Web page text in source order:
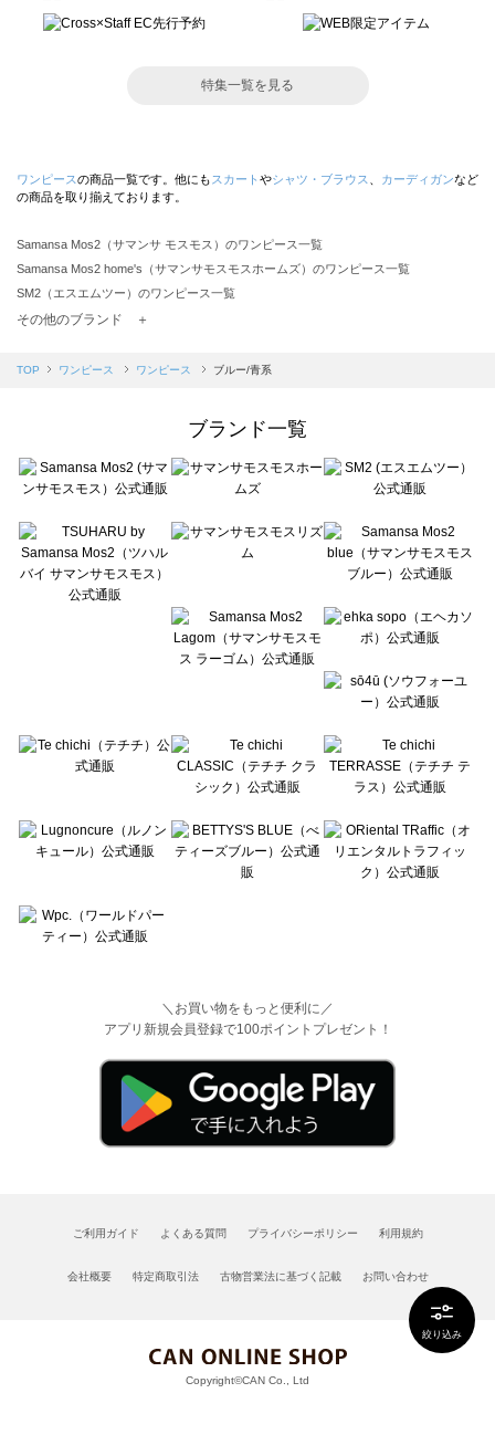
絞り込み
特集一覧を見る
ワンピースの商品一覧です。他にも スカート やシャツ・ブラウス カーディガンなど
の商品を取り揃えております。
Samansa Mos2（サマンサ モスモス）のワンピース一覧
Samansa Mos2 home's（サマンサモスモスホームズ）のワンピース一覧
SM2（エスエムツー）のワンピース一覧
TSUHARU by Samansa Mos2（ツハルバイサマンサモスモス）のワンピース一覧
Samansa Mos2 blue（サマンサモスモス ブルー）のワンピース一覧
sō4ū（ソウフォーユー）のワンピース一覧
Te chichi（テチチ）のワンピース一覧
Te chichi CLASSIC（テチチ クラシック）のワンピース一覧
Lugnoncure（ルノンキュール）のワンピース一覧
BETTY'S BLUE（べティーズブルー）のワンピース一覧
Wpc.（ワールドパーティー）のワンピース一覧
その他のブランド ＋
TOP ワンピース ワンピース ブルー/青系
ブランド一覧
＼お買い物をもっと便利に／
アプリ新規会員登録で100ポイントプレゼント！
ご利用ガイド よくある質問 プライバシーポリシー 利用規約
会社概要 特定商取引法 古物営業法に基づく記載 お問い合わせ
Copyright©CAN Co., Ltd